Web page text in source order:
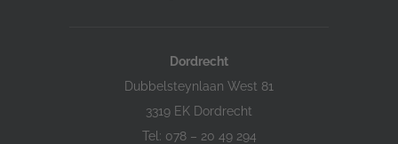
Dordrecht
Dubbelsteynlaan West 81
3319 EK Dordrecht
Tel: 078 – 20 49 294